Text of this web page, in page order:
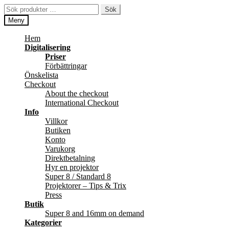
Hoppa
till
navigering
Hoppa
till
innehåll
Sök
efter:
Sök
Meny
Hem
Digitalisering
Priser
Förbättringar
Önskelista
Checkout
About the checkout
International Checkout
Info
Villkor
Butiken
Konto
Varukorg
Direktbetalning
Hyr en projektor
Super 8 / Standard 8
Projektorer – Tips & Trix
Press
Butik
Super 8 and 16mm on demand
Kategorier